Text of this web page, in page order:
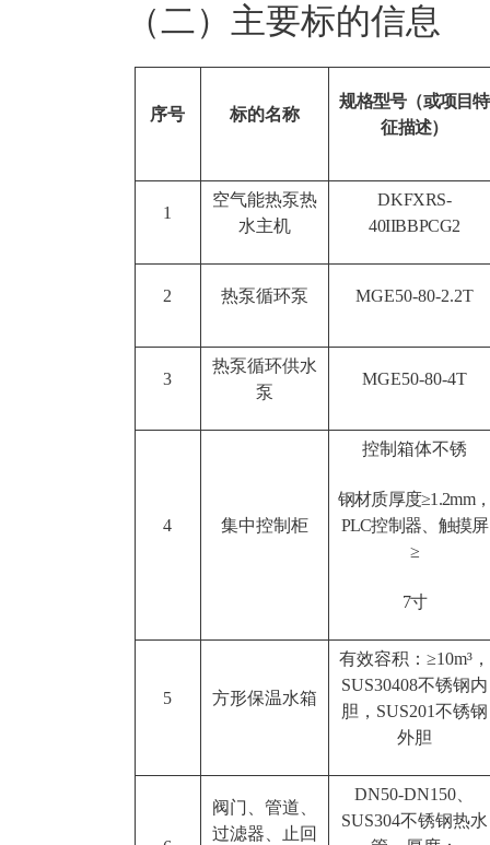
（二）主要标的信息
序号 标的名称
规格型号（或项目特
征描述）
1
空气能热泵热
水主机
DKFXRS-
40IIBBPCG2
2 热泵循环泵 MGE50-80-2.2T
3
热泵循环供水
泵
MGE50-80-4T
4 集中控制柜
控制箱体不锈
钢材质厚度≥1.2mm
PLC控制器、触摸屏
≥
7寸
5 方形保温水箱
有效容积：≥10m³，
SUS30408不锈钢内
胆，SUS201不锈钢
外胆
阀门、管道、
过滤器、止回
DN50-DN150、
SUS304不锈钢热水